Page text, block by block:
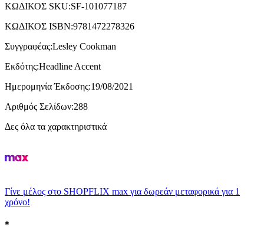
ΚΩΔΙΚΟΣ SKU:SF-101077187
ΚΩΔΙΚΟΣ ISBN:9781472278326
Συγγραφέας:Lesley Cookman
Εκδότης:Headline Accent
Ημερομηνία Έκδοσης:19/08/2021
Αριθμός Σελίδων:288
Δες όλα τα χαρακτηριστικά
Γίνε μέλος στο SHOPFLIX max για δωρεάν μεταφορικά για 1
χρόνο!